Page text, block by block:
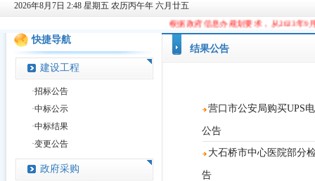
2026年8月7日 2:48 星期五 农历丙午年 六月廿五
根据政府信息办规划要求，从2023年9月9日
快捷导航
建设工程
·招标公告
·中标公示
·中标结果
·变更公告
政府采购
结果公告
营口市公安局购买UPS
公告
大石桥市中心医院部分
告